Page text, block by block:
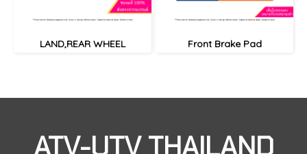
LAND,REAR WHEEL Front Brake Pad
ATV-UTV THAILAND